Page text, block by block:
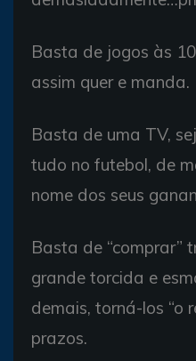
Basta de jogos às
assim quer e manda.
Basta de uma TV,
tudo no futebol, de
nome dos seus
Basta de “comprar”
grande torcida e
demais, torná-los “o
prazos.